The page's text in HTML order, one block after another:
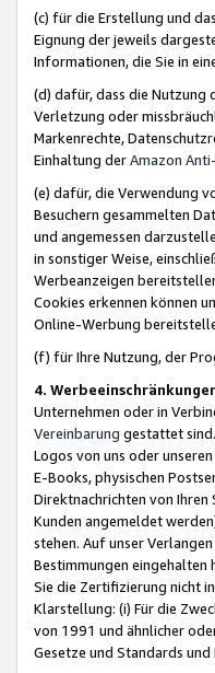
(c) für die Erstellung und
Eignung der jeweils
Informationen, die Sie in
(d) dafür, dass die Nutzung
Verletzung oder
Markenrechte,
Einhaltung derAmazon
(e) dafür, die Verwendung
Besuchern gesammelten
und angemessen
in sonstiger Weise,
Werbeanzeigen
Cookies erkennen können
Online-Werbung
(f) für Ihre Nutzung, der
4.
Unternehmen oder in
Vereinbarung gestattet
Logos von uns oder
E-Books, physischen
Direktnachrichten von
Kunden angemeldet
stehen. Auf unser
Bestimmungen eingehalten
Sie die Zertifizierung nicht
Klarstellung: (i) Für die
von 1991 und ähnlicher
Gesetze und Standards